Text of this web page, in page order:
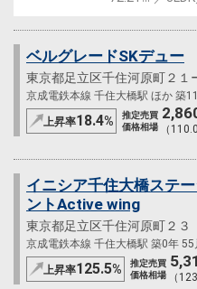
ベルグレードSKデュー
東京都足立区千住河原町２１
京成電鉄本線 千住大橋駅 ほか 築
上昇率18.4%
推定売買
価格相場
（
イニシア千住大橋ステ
ントActive wing
東京都足立区千住河原町２３
京成電鉄本線 千住大橋駅 築0年 55
上昇率125.5%
推定売買
価格相場
（